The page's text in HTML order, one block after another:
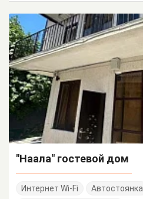
"Наала" гостевой дом
Интернет Wi-Fi Автостоянка